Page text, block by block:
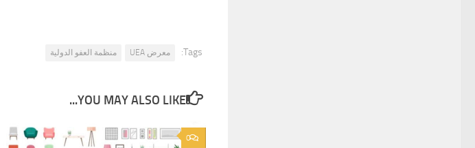
Tags: معرض UEA منظمة العفو الدولية
YOU MAY ALSO LIKE...
0